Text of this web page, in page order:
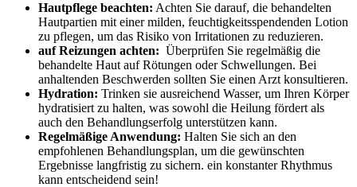
Hautpflege⁣ beachten: Achten⁢ Sie ‌darauf, die behandelten
Hautpartien⁢ mit einer milden, feuchtigkeitsspendenden Lotion‍
zu pflegen, um das Risiko von ⁣Irritationen zu ⁤reduzieren.
auf ⁣Reizungen achten: ​ Überprüfen Sie regelmäßig die
behandelte Haut auf Rötungen oder Schwellungen. Bei‌
anhaltenden Beschwerden sollten Sie einen Arzt⁣ konsultieren.
Hydration: Trinken sie ausreichend Wasser, um Ihren ⁣Körper
hydratisiert zu halten, ⁢was sowohl⁣ die Heilung fördert als
⁣auch den ⁢Behandlungserfolg unterstützen kann.
Regelmäßige Anwendung: Halten Sie sich an den
⁣empfohlenen‌ Behandlungsplan, um die gewünschten
Ergebnisse langfristig zu sichern. ein konstanter ​Rhythmus
kann entscheidend sein!